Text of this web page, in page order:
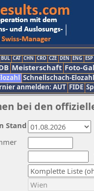
BUL CAT CHN CRO CZE DEN ENG ESP
Meisterschaft Foto-
Schnellschach-Elozahl
anmelden: AUT FIDE
bei den
Stand